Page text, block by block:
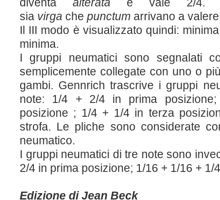
sia virga che punctum arrivano a
Il III modo è visualizzato quindi:
minima.
I gruppi neumatici sono segnalati
semplicemente collegate con uno o
gambi. Gennrich trascrive i gruppi
note: 1/4 + 2/4 in prima
posizione ; 1/4 + 1/4 in terza
strofa. Le pliche sono considerate
neumatico.
I gruppi neumatici di tre note sono
2/4 in prima posizione; 1/16 + 1/16 + 1/
Edizione di Jean Beck